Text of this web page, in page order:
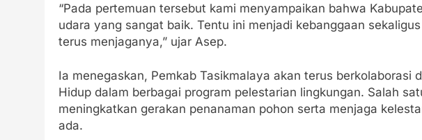
“Pada pertemuan tersebut kami menyampaikan bahwa
udara yang sangat baik. Tentu ini menjadi kebanggaan
terus menjaganya,” ujar Asep.
Ia menegaskan, Pemkab Tasikmalaya akan terus berkolaborasi
Hidup dalam berbagai program pelestarian lingkungan. Salah
meningkatkan gerakan penanaman pohon serta menjaga
ada.